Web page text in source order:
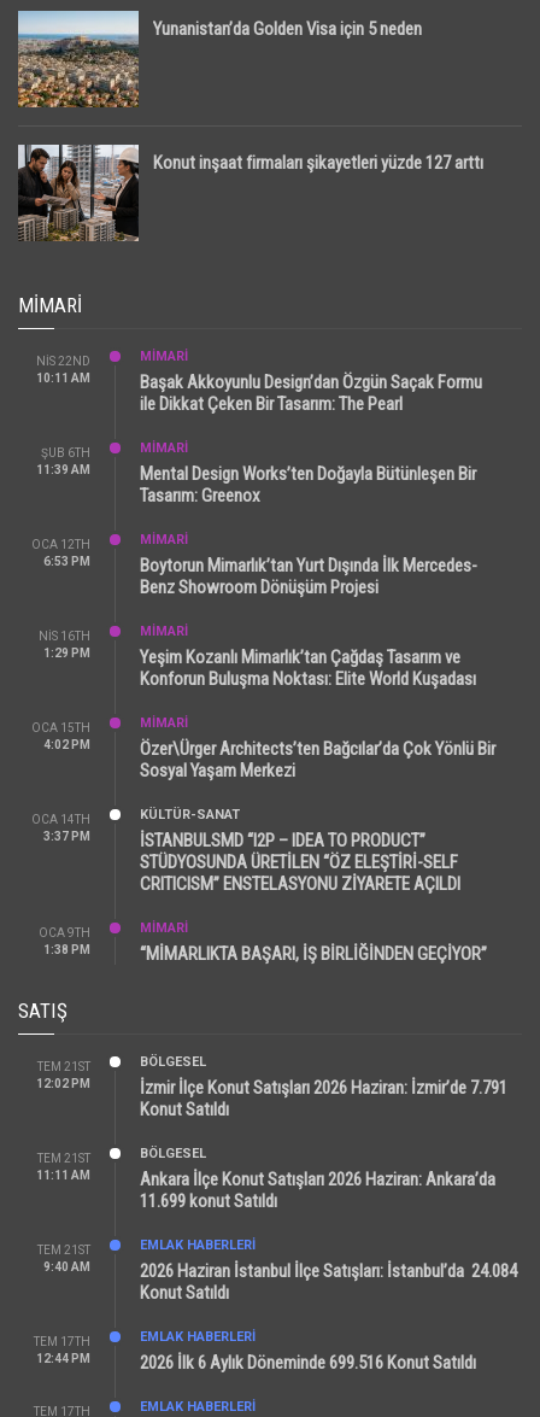
Yunanistan’da Golden Visa için 5 neden
Konut inşaat firmaları şikayetleri yüzde 127 arttı
MIMARI
NIS 22ND
10:11 AM
MİMARİ
Başak Akkoyunlu Design’dan Özgün Saçak Formu
ile Dikkat Çeken Bir Tasarım: The Pearl
ŞUB 6TH
11:39 AM
MİMARİ
Mental Design Works’ten Doğayla Bütünleşen Bir
Tasarım: Greenox
OCA 12TH
6:53 PM
MİMARİ
Boytorun Mimarlık’tan Yurt Dışında İlk Mercedes-
Benz Showroom Dönüşüm Projesi
NIS 16TH
1:29 PM
MİMARİ
Yeşim Kozanlı Mimarlık’tan Çağdaş Tasarım ve
Konforun Buluşma Noktası: Elite World Kuşadası
OCA 15TH
4:02 PM
MİMARİ
Özer\Ürger Architects’ten Bağcılar’da Çok Yönlü Bir
Sosyal Yaşam Merkezi
OCA 14TH
3:37 PM
KÜLTÜR-SANAT
İSTANBULSMD “I2P – IDEA TO PRODUCT”
STÜDYOSUNDA ÜRETİLEN “ÖZ ELEŞTİRİ-SELF
CRITICISM” ENSTELASYONU ZİYARETE AÇILDI
OCA 9TH
1:38 PM
MİMARİ
“MİMARLIKTA BAŞARI, İŞ BİRLİĞİNDEN GEÇİYOR”
SATIŞ
TEM 21ST
12:02 PM
BÖLGESEL
İzmir İlçe Konut Satışları 2026 Haziran: İzmir’de 7.791
Konut Satıldı
TEM 21ST
11:11 AM
BÖLGESEL
Ankara İlçe Konut Satışları 2026 Haziran: Ankara’da
11.699 konut Satıldı
TEM 21ST
9:40 AM
EMLAK HABERLERI
2026 Haziran İstanbul İlçe Satışları: İstanbul’da 24.084
Konut Satıldı
TEM 17TH
12:44 PM
EMLAK HABERLERI
2026 İlk 6 Aylık Döneminde 699.516 Konut Satıldı
TEM 17TH EMLAK HABERLERI